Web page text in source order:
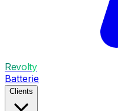
Revolty
Batterie
Clients